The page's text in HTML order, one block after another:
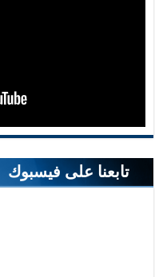
تابعنا على فيسبوك